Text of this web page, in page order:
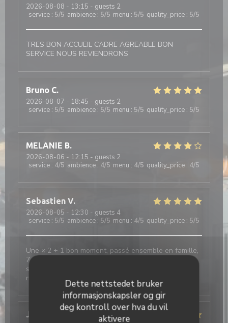
Dette nettstedet bruker
informasjonskapsler og gir
deg kontroll over hva du vil
aktivere
2026-08-08 - 13:15 - guests 2
service : 5/5 ambience : 5/5 menu : 5/5 quality_price : 5/5
TRES BON ACCUEIL CADRE AGREABLE BON
SERVICE NOUS REVIENDRONS
Bruno C
2026-08-07 - 18:45 - guests 2
service : 5/5 ambience : 5/5 menu : 5/5 quality_price : 5/5
MELANIE B
2026-08-06 - 12:15 - guests 2
service : 4/5 ambience : 4/5 menu : 4/5 quality_price : 4/5
Sebastien V
2026-08-05 - 12:30 - guests 4
service : 5/5 ambience : 5/5 menu : 4/5 quality_price : 5/5
Une × 2 + 1 bon moment, passé ensemble en famille,
7 × un accueil toujours aussi agréable de belles
surprises, en vain et toujours un choix variés au
niveau de La Carte, restauration
Juliette